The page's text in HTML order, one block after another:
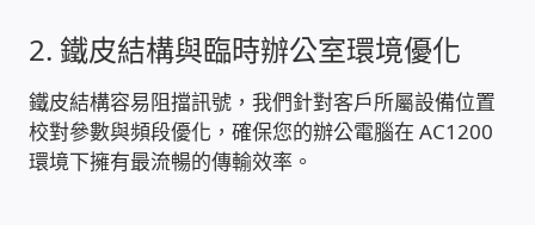
電腦 工具 軟體 手冊
網路規劃架設
OpenMediaVault OMV
2. 鐵皮結構與臨時辦公室環境優化
鐵皮結構容易阻擋訊號，我們針對客戶所屬設備位置
校對參數與頻段優化，確保您的辦公電腦在 AC1200
環境下擁有最流暢的傳輸效率。